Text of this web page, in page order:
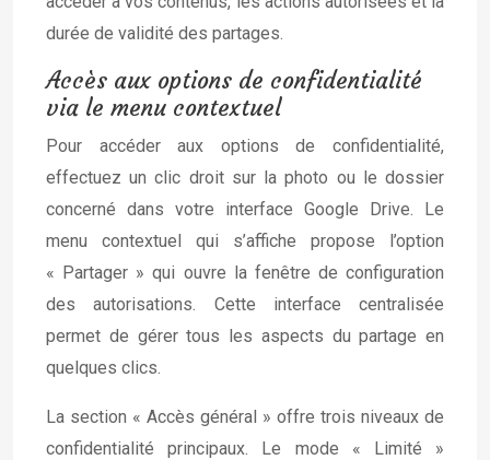
durée de validité des partages.
Accès aux options de confidentialité
via le menu contextuel
Pour accéder aux options de confidentialité,
effectuez un clic droit sur la photo ou le dossier
concerné dans votre interface Google Drive. Le
menu contextuel qui s’affiche propose l’option
« Partager » qui ouvre la fenêtre de configuration
des autorisations. Cette interface centralisée
permet de gérer tous les aspects du partage en
quelques clics.
La section « Accès général » offre trois niveaux de
confidentialité principaux. Le mode « Limité »